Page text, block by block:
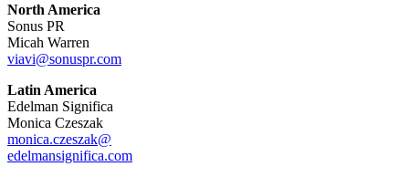
North America
Sonus PR
Micah Warren
viavi@sonuspr.com
Latin America
Edelman Significa
Monica Czeszak
monica.czeszak@
edelmansignifica.com